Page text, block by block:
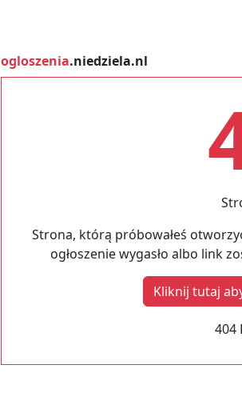
ogloszenia.niedziela.nl
Strona, którą próbowałeś
ogłoszenie wygasło albo link
Kliknij tutaj
404